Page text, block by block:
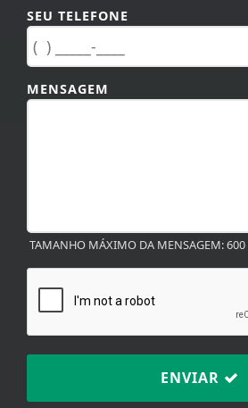
SEU TELEFONE
MENSAGEM
TAMANHO MÁXIMO DA MENSAGEM: 600
ENVIAR